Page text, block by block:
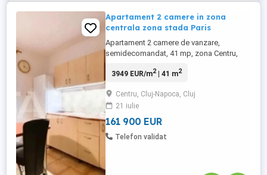
Apartament 2 camere in zona
centrala zona stada Paris
Apartament 2 camere de vanzare,
semidecomandat, 41 mp, zona Centru,
un apartament de vanzare cu 2 camere,
Napoca, zona Centru, aflat la etajul P intr -
un imobil tip bloc cu regim de inaltime pe
Parter + 3 ...
3949 EUR/m2| 41 m2
Centru, Cluj-Napoca, Cluj
21 iulie
161 900 EUR
Telefon validat